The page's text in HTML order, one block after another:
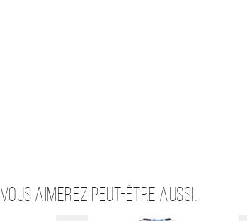
Vous aimerez peut-être aussi…